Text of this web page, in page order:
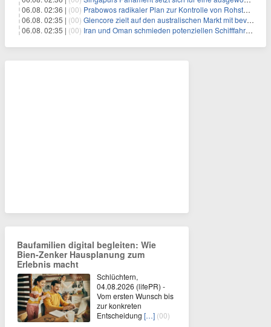
06.08. 02:36 | (00) Prabowos radikaler Plan zur Kontrolle von Rohstoffexporten steht vor konkurrierenden Visionen
06.08. 02:35 | (00) Glencore zielt auf den australischen Markt mit bevorstehendem Sekundärlisting
06.08. 02:35 | (00) Iran und Oman schmieden potenziellen Schifffahrtsvertrag im Hormuskanal
Baufamilien digital begleiten: Wie
Bien-Zenker Hausplanung zum
Erlebnis macht
Schlüchtern,
04.08.2026 (lifePR) -
Vom ersten Wunsch bis
zur konkreten
Entscheidung […] (00)